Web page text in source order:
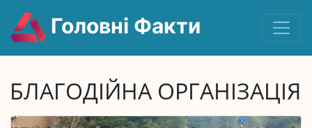
Головні Факти
БЛАГОДІЙНА ОРГАНІЗАЦІЯ